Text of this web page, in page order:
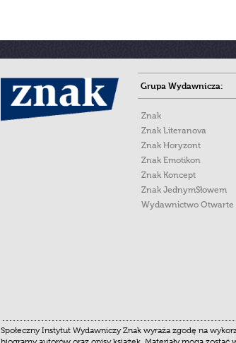
Grupa Wydawnicza:
Znak
Znak Literanova
Znak Horyzont
Znak Emotikon
Znak Koncept
Znak JednymSłowem
Wydawnictwo Otwarte
Społeczny Instytut Wydawniczy Znak wyraża zgodę na